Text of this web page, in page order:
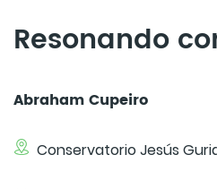
Resonando
Abraham Cupeiro
Conservatorio Jesús